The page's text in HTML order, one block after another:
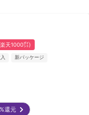
天1000㌽)
新パッケージ
還元